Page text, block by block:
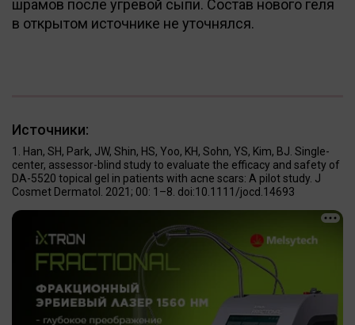
шрамов после угревой сыпи. Состав нового геля
в открытом источнике не уточнялся.
Источники:
Han, SH, Park, JW, Shin, HS, Yoo, KH, Sohn, YS, Kim, BJ. Single-
center, assessor-blind study to evaluate the efficacy and safety of
DA-5520 topical gel in patients with acne scars: A pilot study. J
Cosmet Dermatol. 2021; 00: 1–8. doi:10.1111/jocd.14693